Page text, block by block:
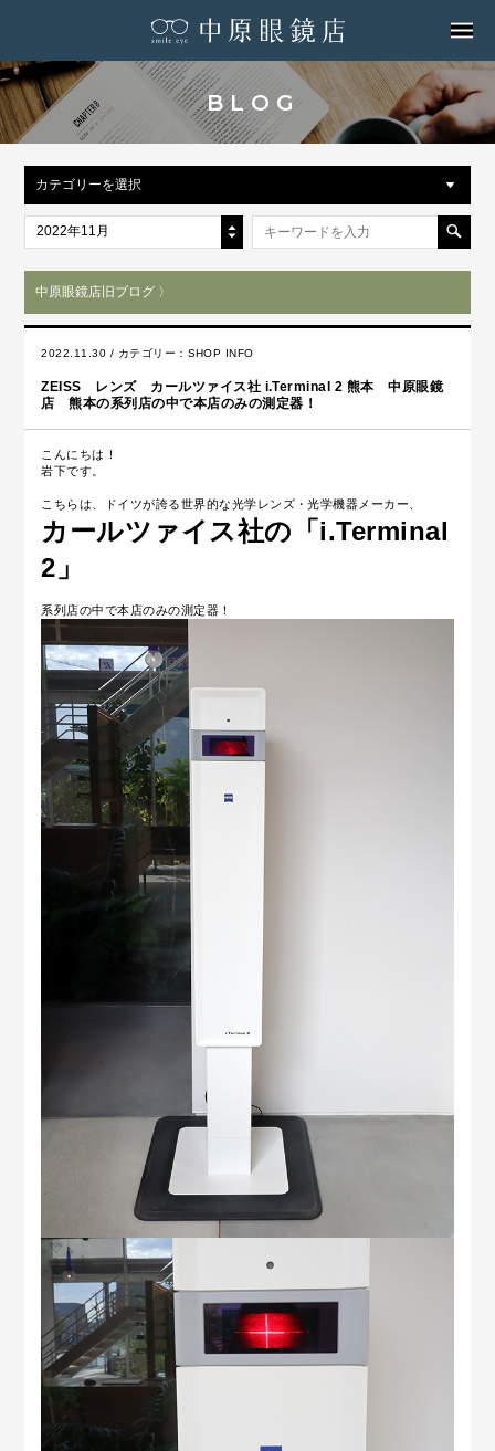
BLOG
カテゴリーを選択
2022年11月
中原眼鏡店旧ブログ 〉
2022.11.30 / カテゴリー： SHOP INFO
ZEISS レンズ カールツァイス社 i.Terminal 2 熊本 中原眼鏡
店 熊本の系列店の中で本店のみの測定器！
こんにちは！
岩下です。
こちらは、ドイツが誇る世界的な光学レンズ・光学機器メーカー、
カールツァイス社の「i.Terminal
2」
系列店の中で本店のみの測定器！